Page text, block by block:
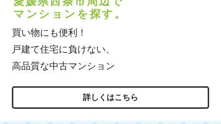
マンションを探す。
買い物にも便利！
戸建て住宅に負けない、
高品質な中古マンション
詳しくはこちら